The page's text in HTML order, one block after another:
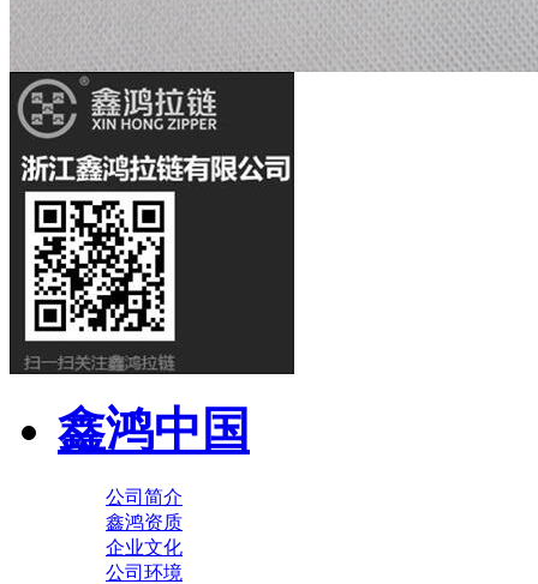
鑫鸿中国
公司简介
鑫鸿资质
企业文化
公司环境